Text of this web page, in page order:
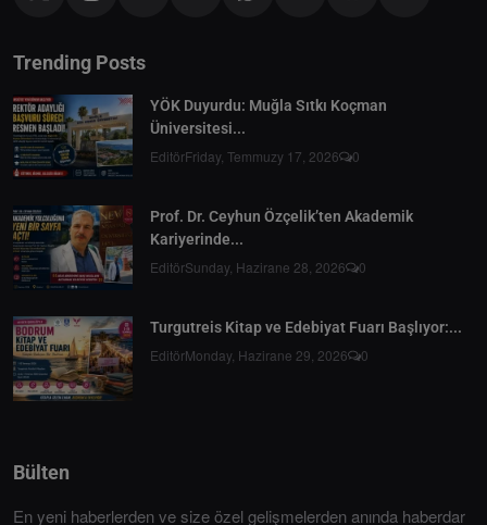
Trending Posts
YÖK Duyurdu: Muğla Sıtkı Koçman
Üniversitesi...
EditörFriday, Temmuzy 17, 2026 0
Prof. Dr. Ceyhun Özçelik’ten Akademik
Kariyerinde...
EditörSunday, Hazirane 28, 2026 0
Turgutreis Kitap ve Edebiyat Fuarı Başlıyor:...
EditörMonday, Hazirane 29, 2026 0
Bülten
En yeni haberlerden ve size özel gelişmelerden anında haberdar